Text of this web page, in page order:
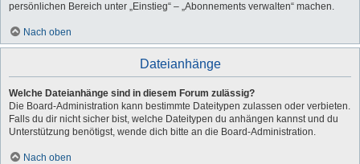
persönlichen Bereich unter „Einstieg“ – „Abonnements verwalten“ machen.
Nach oben
Dateianhänge
Welche Dateianhänge sind in diesem Forum zulässig?
Die Board-Administration kann bestimmte Dateitypen zulassen oder verbieten.
Falls du dir nicht sicher bist, welche Dateitypen du anhängen kannst und du
Unterstützung benötigst, wende dich bitte an die Board-Administration.
Nach oben